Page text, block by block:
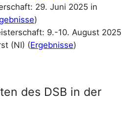
29. Juni 2025 in
)
9.-10. August 2025
(NI) (Ergebnisse)
des DSB in der